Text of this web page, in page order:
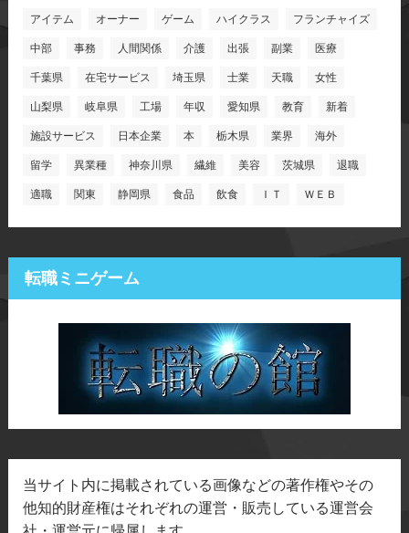
アイテム オーナー ゲーム ハイクラス フランチャイズ
中部 事務 人間関係 介護 出張 副業 医療
千葉県 在宅サービス 埼玉県 士業 天職 女性
山梨県 岐阜県 工場 年収 愛知県 教育 新着
施設サービス 日本企業 本 栃木県 業界 海外
留学 異業種 神奈川県 繊維 美容 茨城県 退職
適職 関東 静岡県 食品 飲食 ＩＴ ＷＥＢ
転職ミニゲーム
当サイト内に掲載されている画像などの著作権やその
他知的財産権はそれぞれの運営・販売している運営会